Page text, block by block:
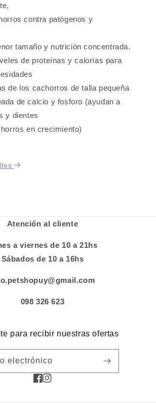
contra patógenos y
tamaño y nutrición concentrada.
de proteínas y calorías para
de los cachorros de talla pequeña
de calcio y fosforo (ayudan a
y dientes
en crecimiento)
Atención al cliente
a viernes de 10 a 21hs
Sábados de 10 a 16hs
098 326 623
para recibir nuestras ofertas
electrónico
Facebook
Instagram